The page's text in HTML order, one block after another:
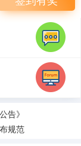
告》
规范